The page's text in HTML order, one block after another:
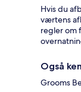
Hvis du
værtens
regler om
Også
Grooms